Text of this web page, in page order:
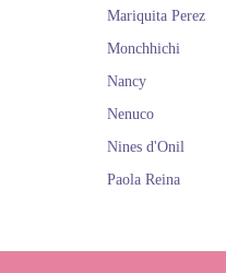
Mariquita Perez
Monchhichi
Nancy
Nenuco
Nines d'Onil
Paola Reina